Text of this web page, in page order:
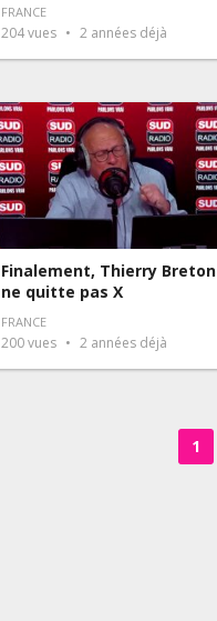
FRANCE
204vues 2 années déjà
Finalement, Thierry Breton
ne quitte pas X
FRANCE
200vues 2 années déjà
1